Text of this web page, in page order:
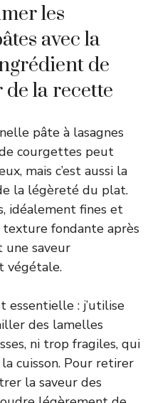
les
avec la
de
la recette
pâte à lasagnes
courgettes peut
mais c’est aussi la
la légèreté du plat.
idéalement fines et
fondante après
une saveur
végétale.
essentielle : j’utilise
des lamelles
ni trop fragiles, qui
cuisson. Pour retirer
la saveur des